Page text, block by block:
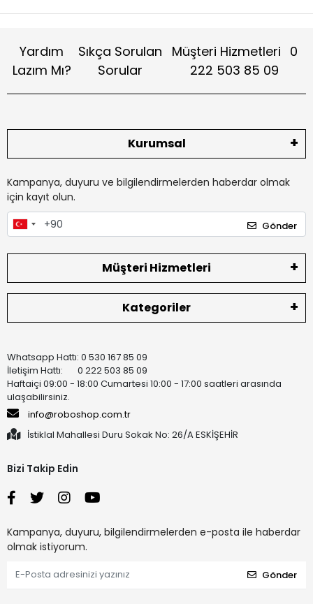
Yardım
Lazım Mı?
Sıkça Sorulan
Sorular
Müşteri Hizmetleri 0
222 503 85 09
Kurumsal
Kampanya, duyuru ve bilgilendirmelerden haberdar olmak
için kayıt olun.
Gönder
Müşteri Hizmetleri
Kategoriler
Whatsapp Hattı: 0 530 167 85 09
İletişim Hattı: 0 222 503 85 09
Haftaiçi 09:00 - 18:00 Cumartesi 10:00 - 17:00 saatleri arasında
ulaşabilirsiniz.
info@roboshop.com.tr
İstiklal Mahallesi Duru Sokak No: 26/A ESKİŞEHİR
Bizi Takip Edin
Kampanya, duyuru, bilgilendirmelerden e-posta ile haberdar
olmak istiyorum.
Gönder